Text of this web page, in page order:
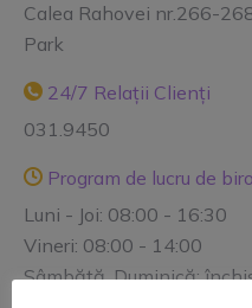
Calea Rahovei nr.266-
Park
24/7 Relații Clienți
031.9450
Program de lucru de
Luni - Joi: 08:00 - 16:30
Vineri: 08:00 - 14:00
Sâmbătă, Duminică: